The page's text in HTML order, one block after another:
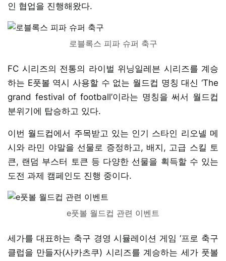
인 협업을 진행해왔다.
로블록스 피파 슈퍼 축구
FC 시리즈의 전통의 라이벌 위닝일레븐 시리즈를 계승
하는 E풋볼 역시 사용할 수 없는 월드컵 명칭 대신 ‘The
grand festival of football’이라는 명칭을 써서 월드컵
분위기에 탑승하고 있다.
이번 월드컵에서 주목받고 있는 인기 스타인 리오넬 메
시와 라민 야말을 선물로 증정하고, 배지, 고급 스킬 토
큰, 랜덤 부스터 토큰 등 다양한 선물을 획득할 수 있는
도전 과제 캠페인도 진행 중이다.
e풋볼 월드컵 관련 이벤트
세가를 대표하는 축구 경영 시뮬레이션 게임 ‘프로 축구
클럽을 만들자(사카츠쿠) 시리즈를 계승하는 세가 풋볼